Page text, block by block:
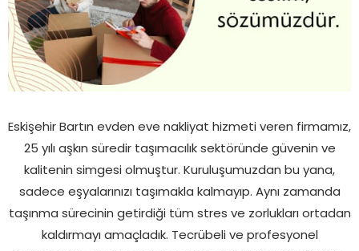
Eskişehir Bartın evden eve nakliyat hizmeti veren firmamız,
25 yılı aşkın süredir taşımacılık sektöründe güvenin ve
kalitenin simgesi olmuştur. Kuruluşumuzdan bu yana,
sadece eşyalarınızı taşımakla kalmayıp. Aynı zamanda
taşınma sürecinin getirdiği tüm stres ve zorlukları ortadan
kaldırmayı amaçladık. Tecrübeli ve profesyonel